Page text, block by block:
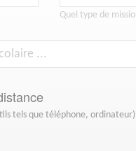
Quel type de
tels que téléphone, ordinateur)